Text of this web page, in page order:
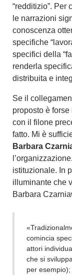
“redditizio”. Per
le narrazioni
conoscenza
specifiche
specifici della
renderla
distribuita e
Se il
proposto è
con il filone
fatto. Mi è
Barbara
istituzionale. In
illuminante che
Barbara
comincia
attori
che si
per